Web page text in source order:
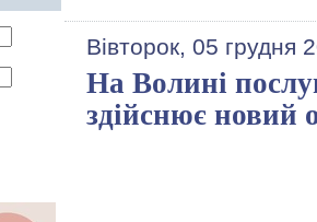
Вівторок, 05 грудня
На Волині
здійснює новий